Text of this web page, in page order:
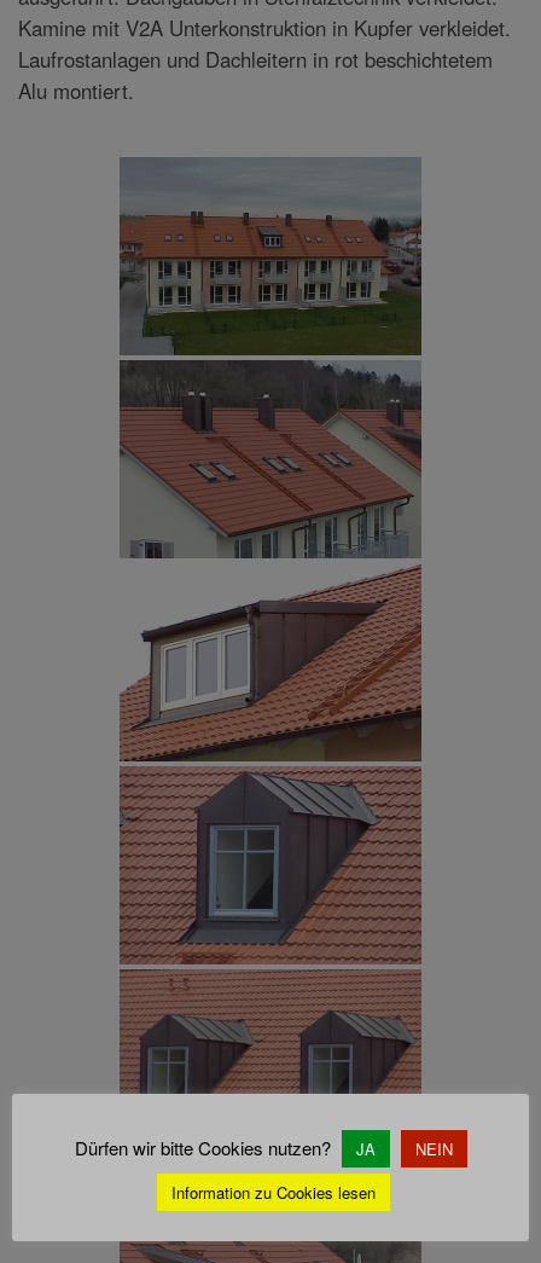
Kamine mit V2A Unterkonstruktion in Kupfer verkleidet.
Laufrostanlagen und Dachleitern in rot beschichtetem
Alu montiert.
Dürfen wir bitte Cookies nutzen? JA
NEIN
Information zu Cookies lesen